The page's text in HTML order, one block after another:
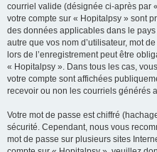
courriel valide (désignée ci-après par
votre compte sur « Hopitalpsy » sont
des données applicables dans le
autre que vos nom d’utilisateur, mot
lors de l’enregistrement peut être
« Hopitalpsy ». Dans tous les cas,
votre compte sont affichées
recevoir ou non les courriels générés
Votre mot de passe est chiffré
sécurité. Cependant, nous vous
mot de passe sur plusieurs sites